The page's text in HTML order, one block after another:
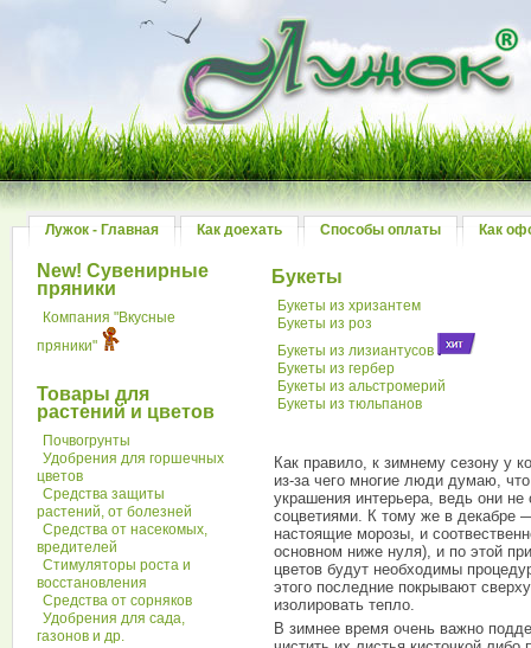
Лужок - Главная Как доехать Способы оплаты Как
New! Сувенирные
пряники
Компания "Вкусные
пряники"
Товары для
растений и цветов
Почвогрунты
Удобрения для горшечных
цветов
Средства защиты
растений, от болезней
Средства от насекомых,
вредителей
Стимуляторы роста и
восстановления
Средства от сорняков
Удобрения для сада,
газонов и др.
Букеты
Букеты из хризантем
Букеты из роз
Букеты из лизиантусов
Букеты из гербер
Букеты из альстромерий
Букеты из тюльпанов
Как правило, к зимнему сезону у
из-за чего многие люди думаю,
украшения интерьера, ведь они
соцветиями. К тому же в
настоящие морозы, и
основном ниже нуля), и по этой
цветов будут необходимы
этого последние покрывают
изолировать тепло.
В зимнее время очень важно